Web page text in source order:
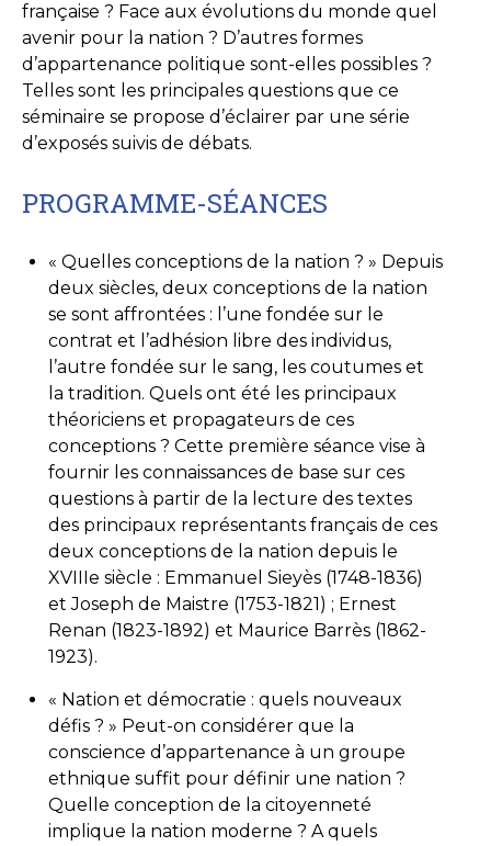
française ? Face aux évolutions du monde quel
avenir pour la nation ? D’autres formes
d’appartenance politique sont-elles possibles ?
Telles sont les principales questions que ce
séminaire se propose d’éclairer par une série
d’exposés suivis de débats.
PROGRAMME-SÉANCES
« Quelles conceptions de la nation ? » Depuis
deux siècles, deux conceptions de la nation
se sont affrontées : l’une fondée sur le
contrat et l’adhésion libre des individus,
l’autre fondée sur le sang, les coutumes et
la tradition. Quels ont été les principaux
théoriciens et propagateurs de ces
conceptions ? Cette première séance vise à
fournir les connaissances de base sur ces
questions à partir de la lecture des textes
des principaux représentants français de ces
deux conceptions de la nation depuis le
XVIIIe siècle : Emmanuel Sieyès (1748-1836)
et Joseph de Maistre (1753-1821) ; Ernest
Renan (1823-1892) et Maurice Barrès (1862-
1923).
« Nation et démocratie : quels nouveaux
défis ? » Peut-on considérer que la
conscience d’appartenance à un groupe
ethnique suffit pour définir une nation ?
Quelle conception de la citoyenneté
implique la nation moderne ? A quels